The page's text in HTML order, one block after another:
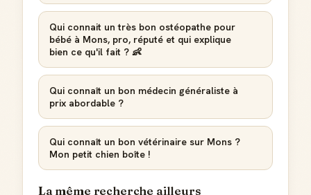
Qui connait un très bon ostéopathe pour
bébé à Mons, pro, réputé et qui explique
bien ce qu'il fait ? 👶
Qui connaît un bon médecin généraliste à
prix abordable ?
Qui connaît un bon vétérinaire sur Mons ?
Mon petit chien boîte !
La même recherche ailleurs
Reconnaissance locale
Deviens une référence dans ta ville
Notifications
Sois notifié quand ton avis aide quelqu'un
Créer mon compte Guide